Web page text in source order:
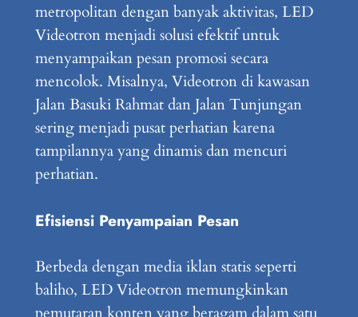
metropolitan dengan banyak aktivitas, LED
Videotron menjadi solusi efektif untuk
menyampaikan pesan promosi secara
mencolok. Misalnya, Videotron di kawasan
Jalan Basuki Rahmat dan Jalan Tunjungan
sering menjadi pusat perhatian karena
tampilannya yang dinamis dan mencuri
perhatian.
Efisiensi Penyampaian Pesan
Berbeda dengan media iklan statis seperti
baliho, LED Videotron memungkinkan
pemutaran konten yang beragam dalam satu